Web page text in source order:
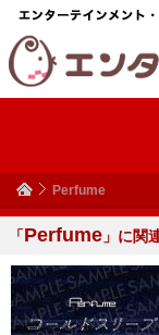
Perfume
「Perfume 」に関